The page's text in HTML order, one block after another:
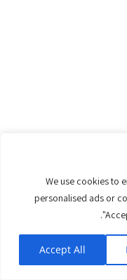
We use cookies to
personalised ads or
Accept All